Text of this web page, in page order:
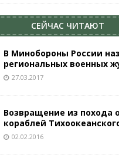
СЕЙЧАС ЧИТАЮТ
В Минобороны России
региональных военных
27.03.2017
Возвращение из похода
кораблей
02.02.2016